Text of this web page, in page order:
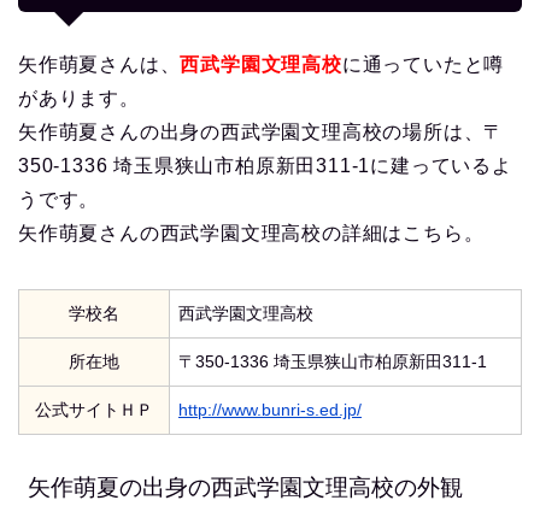
矢作萌夏さんは、西武学園文理高校に通っていたと噂
があります。
矢作萌夏さんの出身の西武学園文理高校の場所は、〒
350-1336 埼玉県狭山市柏原新田311-1に建っているよ
うです。
矢作萌夏さんの西武学園文理高校の詳細はこちら。
学校名 西武学園文理高校
所在地 〒350-1336 埼玉県狭山市柏原新田311-1
公式サイトＨＰ http://www.bunri-s.ed.jp/
矢作萌夏の出身の西武学園文理高校の外観